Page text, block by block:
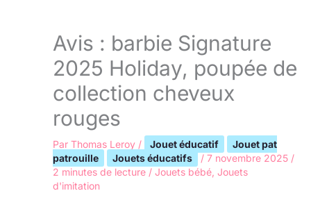
Avis : barbie Signature
2025 Holiday, poupée de
collection cheveux
rouges
Par Thomas Leroy / Jouet éducatif
Jouet pat
patrouille
Jouets éducatifs / 7 novembre 2025 /
2 minutes de lecture / Jouets bébé Jouets
d'imitation